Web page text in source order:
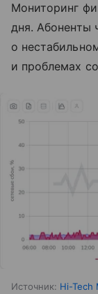
Мониторинг
дня. Абоненты
о
и проблемах
Источник: Hi-Tech